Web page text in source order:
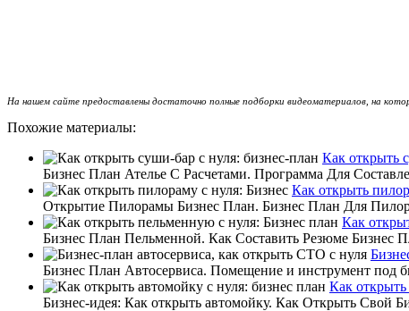
На нашем сайте предоставлены достаточно полные подборки видеоматериалов, на
Похожие материалы:
Как открыть
Бизнес План Ателье С Расчетами. Программа Для
Как открыть
Открытие Пилорамы Бизнес План. Бизнес План Для
Как
Бизнес План Пельменной. Как Составить Резюме
Бизнес План Автосервиса. Помещение и инструмент под
Как открыть
Бизнес-идея: Как открыть автомойку. Как Открыть Свой